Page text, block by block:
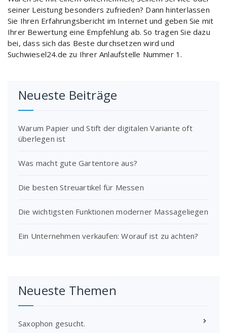
seiner Leistung besonders zufrieden? Dann hinterlassen
Sie Ihren Erfahrungsbericht im Internet und geben Sie mit
Ihrer Bewertung eine Empfehlung ab. So tragen Sie dazu
bei, dass sich das Beste durchsetzen wird und
Suchwiesel24.de zu Ihrer Anlaufstelle Nummer 1.
Neueste Beiträge
Warum Papier und Stift der digitalen Variante oft
überlegen ist
Was macht gute Gartentore aus?
Die besten Streuartikel für Messen
Die wichtigsten Funktionen moderner Massageliegen
Ein Unternehmen verkaufen: Worauf ist zu achten?
Neueste Themen
Saxophon gesucht.